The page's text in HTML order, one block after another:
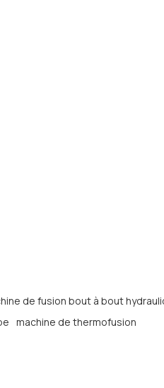
de fusion bout à bout
machine de thermofusion